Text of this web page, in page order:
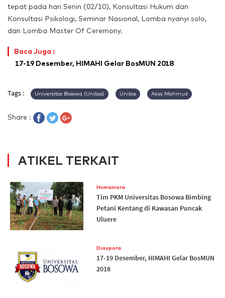
tepat pada hari Senin (02/10), Konsultasi Hukum dan
Konsultasi Psikologi, Seminar Nasional, Lomba nyanyi solo,
dan Lomba Master Of Ceremony.
Baca Juga :
17-19 Desember, HIMAHI Gelar BosMUN 2018
Tags : Universitas Bosowa (Unibos) Unibos Aksa Mahmud
Share :
ATIKEL TERKAIT
Humaniora
Tim PKM Universitas Bosowa Bimbing
Petani Kentang di Kawasan Puncak
Uluere
Diaspora
17-19 Desember, HIMAHI Gelar BosMUN
2018